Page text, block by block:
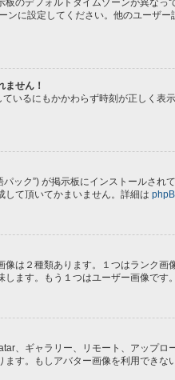
ンに設定してください。他のユーザ
せん！
いるにもかかわらず時刻が正しく
ック”) が掲示板にインストールさ
して頂いてかまいません。詳細は
は２種類あります。１つはランク
ます。もう１つはユーザー画像で
、ギャラリー、リモート、アップ
す。もしアバター画像を利用できな